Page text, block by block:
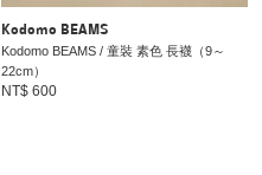
Kodomo BEAMS
Kodomo BEAMS / 童裝 素色 長襪（9～
22cm）
NT$ 600